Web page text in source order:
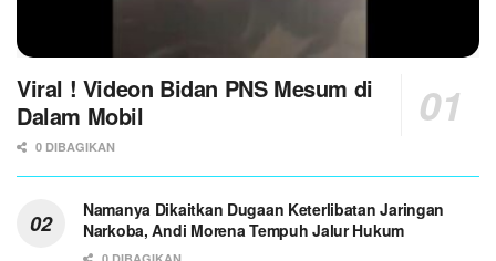
Viral ! Videon Bidan PNS Mesum di
Dalam Mobil
0 DIBAGIKAN
Namanya Dikaitkan Dugaan Keterlibatan Jaringan
Narkoba, Andi Morena Tempuh Jalur Hukum